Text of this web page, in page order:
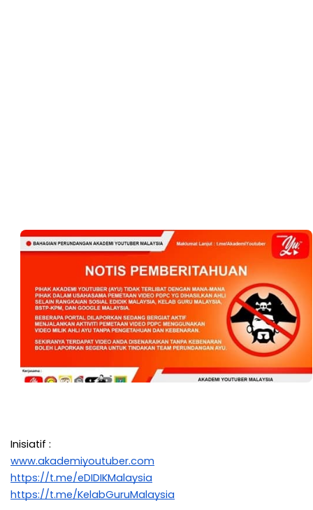
Inisiatif :
www.akademiyoutuber.com
https://t.me/eDIDIKMalaysia
https://t.me/KelabGuruMalaysia